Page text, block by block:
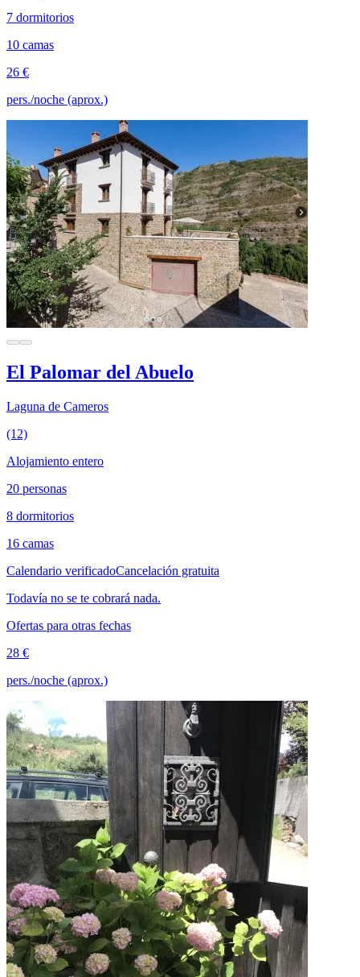
7 dormitorios
10 camas
26 €
pers./noche (aprox.)
El Palomar del Abuelo
Laguna de Cameros
(12)
Alojamiento entero
20 personas
8 dormitorios
16 camas
Calendario verificadoCancelación gratuita
Todavía no se te cobrará nada.
Ofertas para otras fechas
28 €
pers./noche (aprox.)